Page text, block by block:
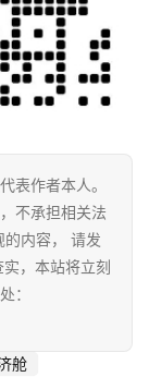
表作者本人。
不承担相关法
内容， 请发
，本站将立刻
：
舱